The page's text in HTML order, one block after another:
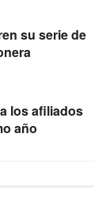
su serie de
los afiliados
año